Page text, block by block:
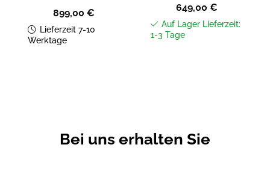
899,00 €
Lieferzeit 7-10
Werktage
649,00 €
Auf Lager Lieferzeit:
1-3 Tage
Bei uns erhalten Sie